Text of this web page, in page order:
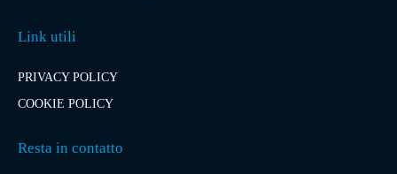
Link utili
PRIVACY POLICY
COOKIE POLICY
Resta in contatto